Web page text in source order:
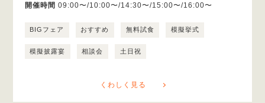
開催時間 09:00〜/10:00〜/14:30〜/15:00〜/16:00〜
BIGフェア おすすめ 無料試食 模擬挙式
模擬披露宴 相談会 土日祝
くわしく見る